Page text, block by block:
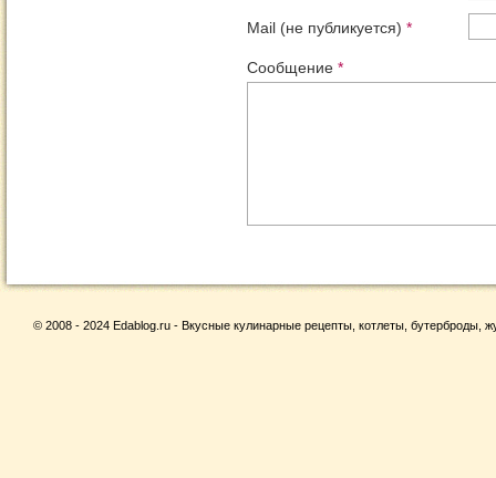
Mail (не публикуется) *
Сообщение *
© 2008 - 2024 Edablog.ru - Вкусные кулинарные рецепты, котлеты, бутерброды,